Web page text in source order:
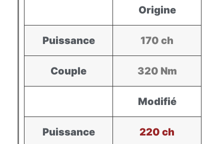
Origine
Puissance 170 ch
Couple 320 Nm
Modifié
Puissance 220 ch